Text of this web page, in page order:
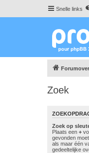
Snelle links
Zoek
Zoek op
Plaats een +
gevonden
als maar één
gedeeltelijke